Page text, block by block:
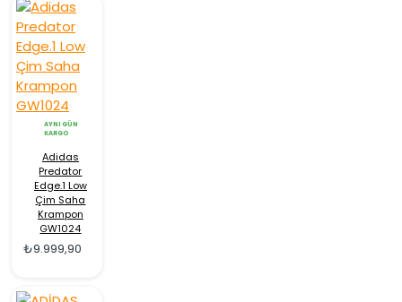
AYNI GÜN
KARGO
Adidas
Predator
Edge.1 Low
Çim Saha
Krampon
GW1024
₺9.999,90